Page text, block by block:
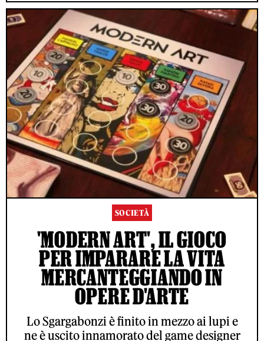
SOCIETÀ
'MODERN ART', IL GIOCO
PER IMPARARE LA VITA
MERCANTEGGIANDO IN
OPERE D'ARTE
Lo Sgargabonzi è finito in mezzo ai lupi e
ne è uscito innamorato del game designer